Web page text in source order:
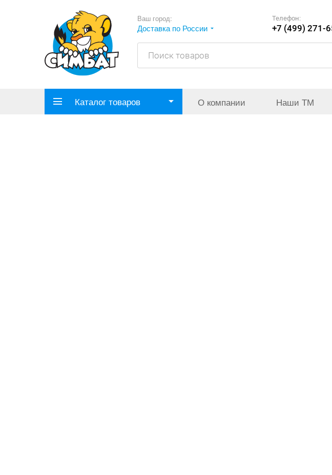
Ваш город:
Доставка по России
Телефон:
+7 (499) 271-
Каталог товаров О компании Наши ТМ